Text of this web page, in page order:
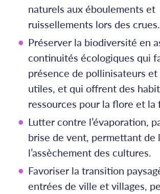
naturels aux éboulements et
ruissellements lors des crues.
Préserver la biodiversité en
continuités écologiques qui
présence de pollinisateurs et
utiles, et qui offrent des
ressources pour la flore et la
Lutter contre l’évaporation,
brise de vent, permettant de
l’assèchement des cultures.
Favoriser la transition
entrées de ville et villages,